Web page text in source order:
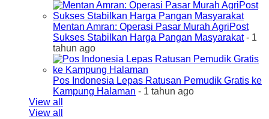
Mentan Amran: Operasi Pasar Murah AgriPost
Sukses Stabilkan Harga Pangan Masyarakat- 1
tahun ago
Pos Indonesia Lepas Ratusan Pemudik Gratis ke
Kampung Halaman - 1 tahun ago
View all
View all